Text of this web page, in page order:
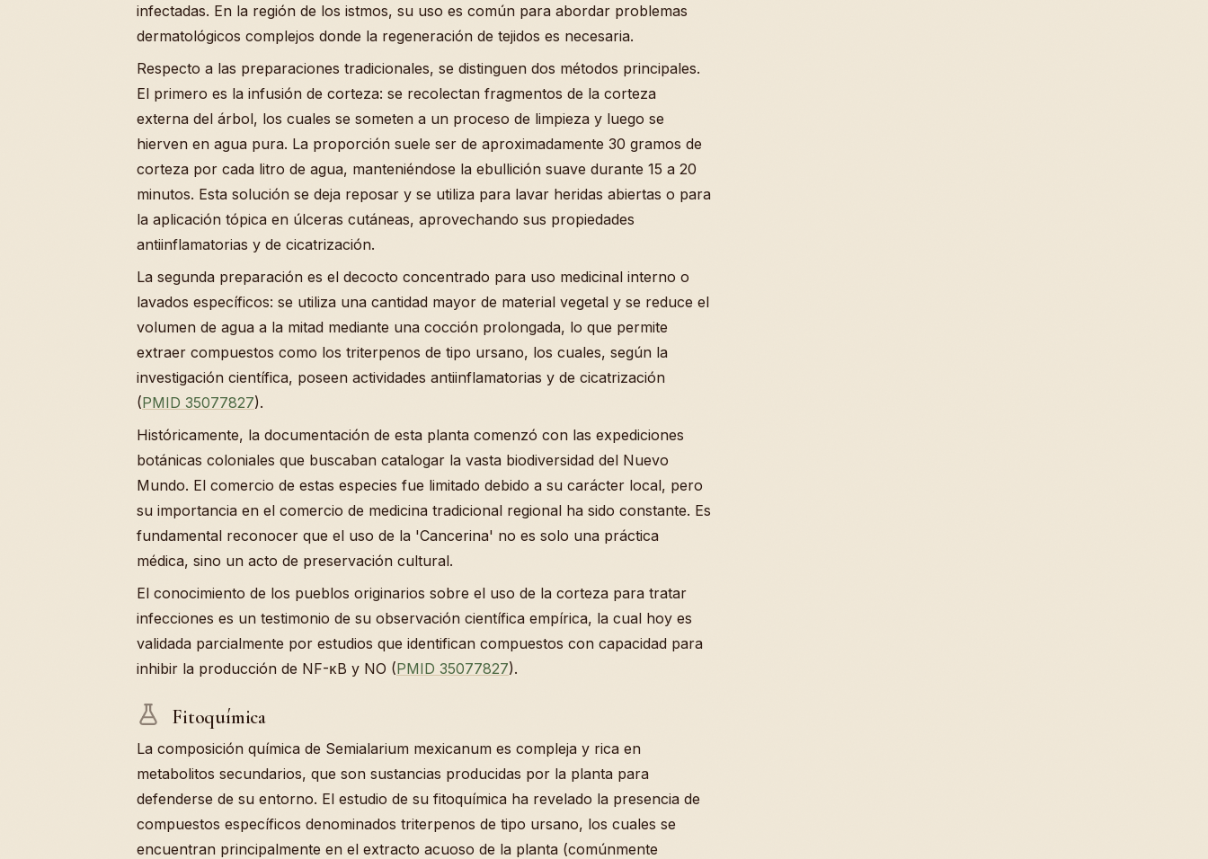
infectadas. En la región de los istmos, su uso es común para abordar problemas
dermatológicos complejos donde la regeneración de tejidos es necesaria.
Respecto a las preparaciones tradicionales, se distinguen dos métodos principales.
El primero es la infusión de corteza: se recolectan fragmentos de la corteza
externa del árbol, los cuales se someten a un proceso de limpieza y luego se
hierven en agua pura. La proporción suele ser de aproximadamente 30 gramos de
corteza por cada litro de agua, manteniéndose la ebullición suave durante 15 a 20
minutos. Esta solución se deja reposar y se utiliza para lavar heridas abiertas o para
la aplicación tópica en úlceras cutáneas, aprovechando sus propiedades
antiinflamatorias y de cicatrización.
La segunda preparación es el decocto concentrado para uso medicinal interno o
lavados específicos: se utiliza una cantidad mayor de material vegetal y se reduce el
volumen de agua a la mitad mediante una cocción prolongada, lo que permite
extraer compuestos como los triterpenos de tipo ursano, los cuales, según la
investigación científica, poseen actividades antiinflamatorias y de cicatrización
(PMID 35077827).
Históricamente, la documentación de esta planta comenzó con las expediciones
botánicas coloniales que buscaban catalogar la vasta biodiversidad del Nuevo
Mundo. El comercio de estas especies fue limitado debido a su carácter local, pero
su importancia en el comercio de medicina tradicional regional ha sido constante. Es
fundamental reconocer que el uso de la 'Cancerina' no es solo una práctica
médica, sino un acto de preservación cultural.
El conocimiento de los pueblos originarios sobre el uso de la corteza para tratar
infecciones es un testimonio de su observación científica empírica, la cual hoy es
validada parcialmente por estudios que identifican compuestos con capacidad para
inhibir la producción de NF-κB y NO (PMID 35077827).
Fitoquímica
La composición química de Semialarium mexicanum es compleja y rica en
metabolitos secundarios, que son sustancias producidas por la planta para
defenderse de su entorno. El estudio de su fitoquímica ha revelado la presencia de
compuestos específicos denominados triterpenos de tipo ursano, los cuales se
encuentran principalmente en el extracto acuoso de la planta (comúnmente